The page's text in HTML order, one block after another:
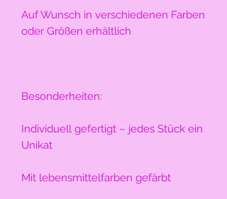
Auf Wunsch in verschiedenen Farben
oder Größen erhältlich
Besonderheiten:
Individuell gefertigt – jedes Stück ein
Unikat
Mit lebensmittelfarben gefärbt